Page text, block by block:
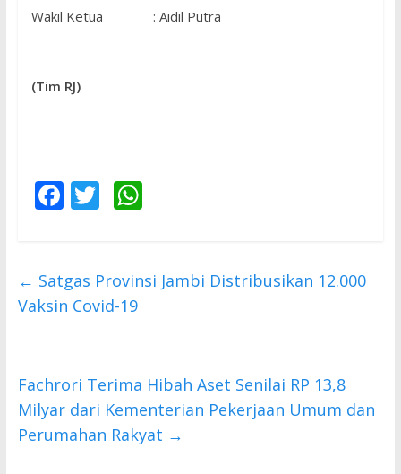
Wakil Ketua : Aidil Putra
(Tim RJ)
F
b
o
T
er
W
s
← Satgas Provinsi Jambi Distribusikan 12.000
Vaksin Covid-19
Fachrori Terima Hibah Aset Senilai RP 13,8
Milyar dari Kementerian Pekerjaan Umum dan
Perumahan Rakyat →